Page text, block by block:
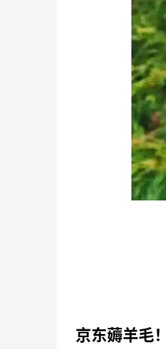
京东薅羊毛
12天前
2026
16天前
2026